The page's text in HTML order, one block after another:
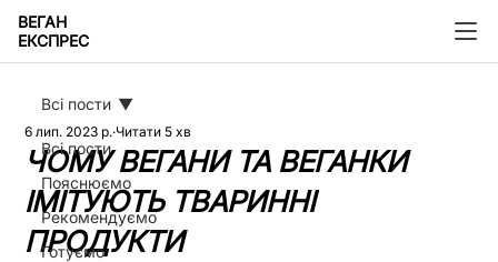
ВЕГАН
ЕКСПРЕС
Всі пости
Пояснюємо
Рекомендуємо
Готуємо
Всі пости
ЧОМУ ВЕГАНИ ТА ВЕГАНКИ
ІМІТУЮТЬ ТВАРИННІ
ПРОДУКТИ
6 лип. 2023 р. Читати 5 хв